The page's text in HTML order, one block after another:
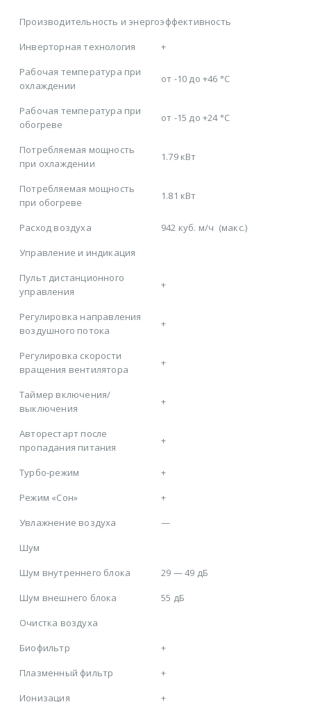
Производительность и энергоэффективность
Инверторная технология
+
Рабочая температура при
охлаждении
от -10 до +46 °C
Рабочая температура при
обогреве
от -15 до +24 °C
Потребляемая мощность
при охлаждении
1.79 кВт
Потребляемая мощность
при обогреве
1.81 кВт
Расход воздуха 942 куб. м/ч (макс.)
Управление и индикация
Пульт дистанционного
управления
+
Регулировка направления
воздушного потока
+
Регулировка скорости
вращения вентилятора
+
Таймер включения/
выключения
+
Авторестарт после
пропадания питания
+
Турбо-режим
+
Режим «Сон»
+
Увлажнение воздуха
—
Шум
Шум внутреннего блока
29 — 49 дБ
Шум внешнего блока
55 дБ
Очистка воздуха
Биофильтр
+
Плазменный фильтр
+
Ионизация
+